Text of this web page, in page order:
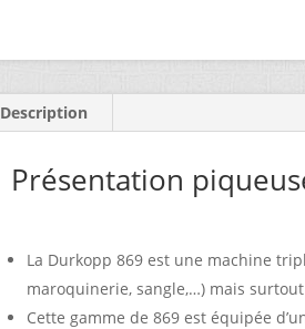
Description
Présentation
La Durkopp 869 est une machine
maroquinerie, sangle,…) mais surtout
Cette gamme de 869 est équipée